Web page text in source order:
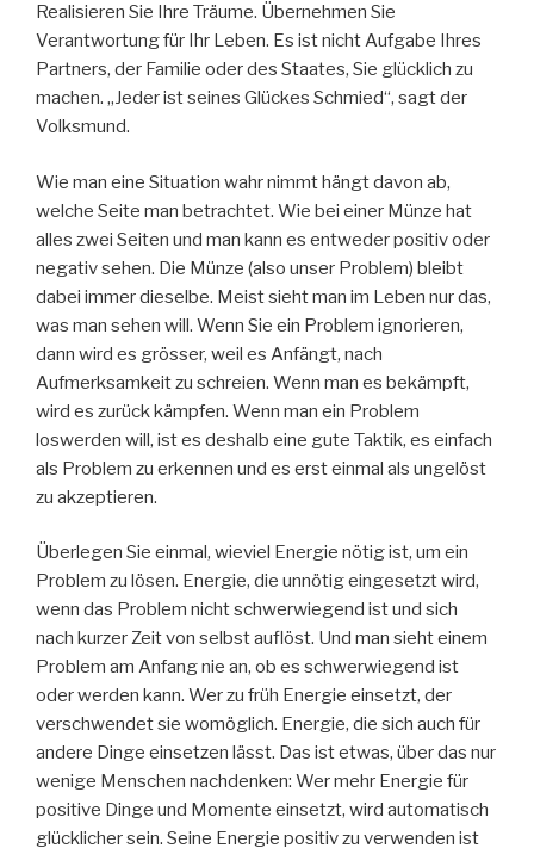
Realisieren Sie Ihre Träume. Übernehmen Sie
Verantwortung für Ihr Leben. Es ist nicht Aufgabe Ihres
Partners, der Familie oder des Staates, Sie glücklich zu
machen. „Jeder ist seines Glückes Schmied“, sagt der
Volksmund.
Wie man eine Situation wahr nimmt hängt davon ab,
welche Seite man betrachtet. Wie bei einer Münze hat
alles zwei Seiten und man kann es entweder positiv oder
negativ sehen. Die Münze (also unser Problem) bleibt
dabei immer dieselbe. Meist sieht man im Leben nur das,
was man sehen will. Wenn Sie ein Problem ignorieren,
dann wird es grösser, weil es Anfängt, nach
Aufmerksamkeit zu schreien. Wenn man es bekämpft,
wird es zurück kämpfen. Wenn man ein Problem
loswerden will, ist es deshalb eine gute Taktik, es einfach
als Problem zu erkennen und es erst einmal als ungelöst
zu akzeptieren.
Überlegen Sie einmal, wieviel Energie nötig ist, um ein
Problem zu lösen. Energie, die unnötig eingesetzt wird,
wenn das Problem nicht schwerwiegend ist und sich
nach kurzer Zeit von selbst auflöst. Und man sieht einem
Problem am Anfang nie an, ob es schwerwiegend ist
oder werden kann. Wer zu früh Energie einsetzt, der
verschwendet sie womöglich. Energie, die sich auch für
andere Dinge einsetzen lässt. Das ist etwas, über das nur
wenige Menschen nachdenken: Wer mehr Energie für
positive Dinge und Momente einsetzt, wird automatisch
glücklicher sein. Seine Energie positiv zu verwenden ist